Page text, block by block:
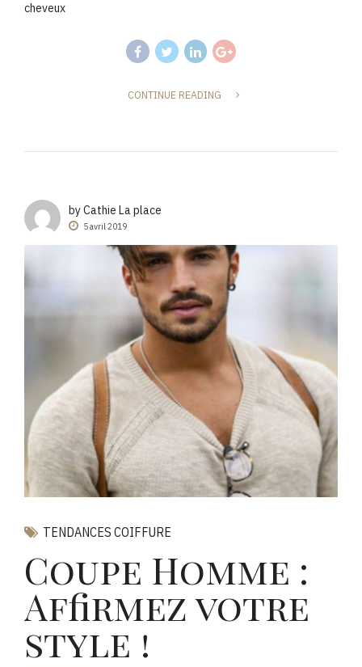
cheveux
CONTINUE READING
by Cathie La place
5 avril 2019
TENDANCES COIFFURE
Coupe Homme :
Affirmez votre
style !